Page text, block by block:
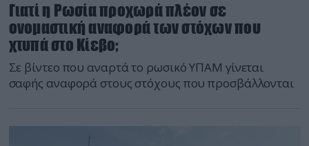
Γιατί η Ρωσία προχωρά πλέον σε
ονομαστική αναφορά των στόχων που
χτυπά στο Κίεβο;
Σε βίντεο που αναρτά το ρωσικό ΥΠΑΜ γίνεται
σαφής αναφορά στους στόχους που προσβάλλονται